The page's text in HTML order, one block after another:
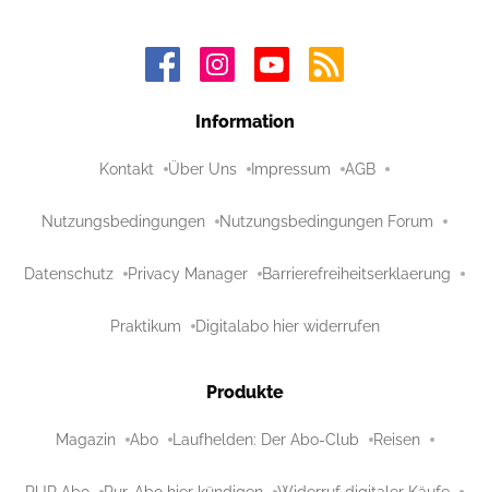
Information
Kontakt Über Uns Impressum AGB
Nutzungsbedingungen Nutzungsbedingungen Forum
Datenschutz Privacy Manager Barrierefreiheitserklaerung
Praktikum Digitalabo hier widerrufen
Produkte
Magazin Abo Laufhelden: Der Abo-Club Reisen